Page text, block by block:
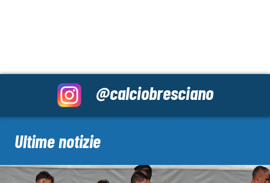
@calciobresciano
Ultime notizie